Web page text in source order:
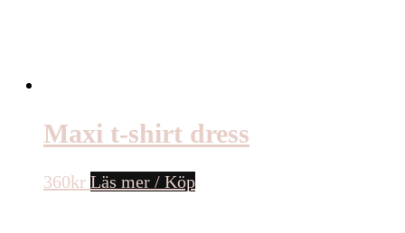
Maxi t-shirt dress
360kr Läs mer / Köp